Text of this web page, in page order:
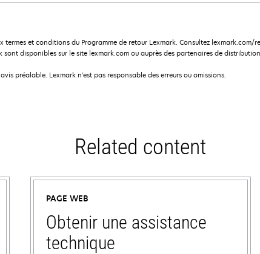
termes et conditions du Programme de retour Lexmark. Consultez
disponibles sur le site lexmark.com ou auprès des partenaires de
préalable. Lexmark n'est pas responsable des erreurs ou omissions.
Related content
PAGE WEB
Obtenir une assistance
technique